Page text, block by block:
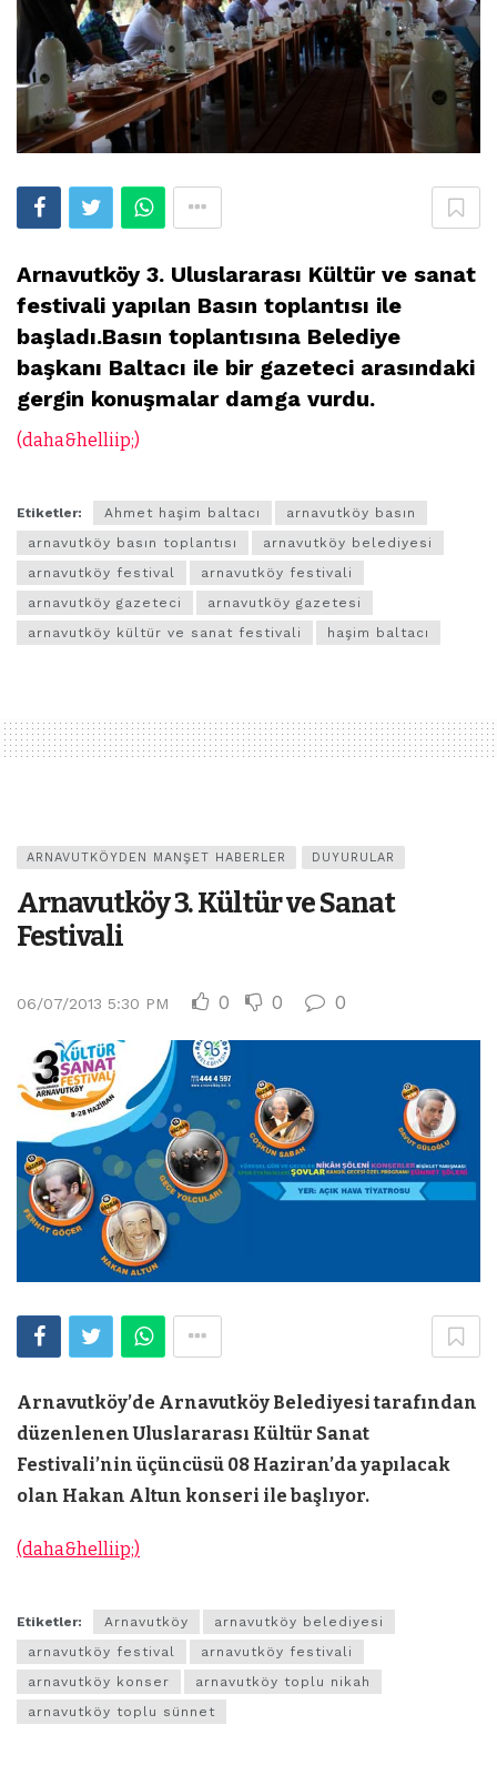
Arnavutköy 3. Uluslararası Kültür ve sanat
festivali yapılan Basın toplantısı ile
başladı.Basın toplantısına Belediye
başkanı Baltacı ile bir gazeteci arasındaki
gergin konuşmalar damga vurdu.
(daha&helliip;)
Etiketler: Ahmet haşim baltacı
arnavutköy basın
arnavutköy basın toplantısı
arnavutköy belediyesi
arnavutköy festival
arnavutköy festivali
arnavutköy gazeteci
arnavutköy gazetesi
arnavutköy kültür ve sanat festivali
haşim baltacı
ARNAVUTKÖYDEN MANŞET HABERLER DUYURULAR
Arnavutköy 3. Kültür ve Sanat
Festivali
06/07/2013 5:30 PM 0 0 0
Arnavutköy’de Arnavutköy Belediyesi tarafından
düzenlenen Uluslararası Kültür Sanat
Festivali’nin üçüncüsü 08 Haziran’da yapılacak
olan Hakan Altun konseri ile başlıyor.
(daha&helliip;)
Etiketler: Arnavutköy
arnavutköy belediyesi
arnavutköy festival
arnavutköy festivali
arnavutköy konser
arnavutköy toplu nikah
arnavutköy toplu sünnet